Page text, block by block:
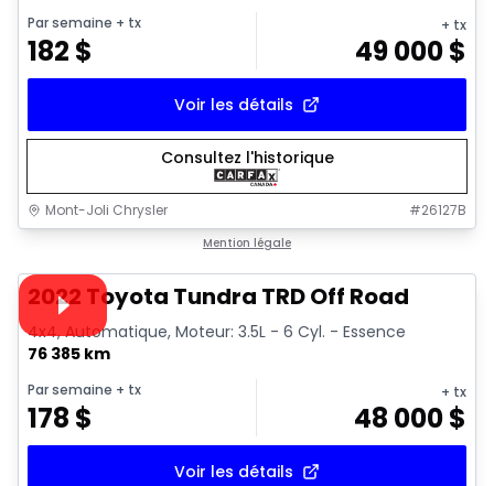
Par semaine + tx
182 $
+ tx
49 000$
Voir les détails
Consultez l'historique
Mont-Joli Chrysler #26127B
Mention légale
Vidéo disponible
2022 Toyota Tundra TRD Off Road
4x4, Automatique, Moteur: 3.5L - 6 Cyl. - Essence
76 385 km
Par semaine + tx
178 $
+ tx
48 000$
Voir les détails